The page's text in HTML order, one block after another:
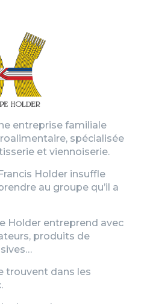
entreprise familiale
spécialisée
et viennoiserie.
Holder insuffle
au groupe qu’il a
Holder entreprend avec
produits de
trouvent dans les